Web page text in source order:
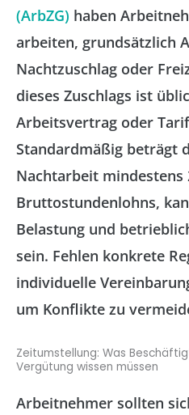
(ArbZG) haben
arbeiten, grundsätzlich
Nachtzuschlag oder
dieses Zuschlags ist
Arbeitsvertrag oder
Standardmäßig beträgt
Nachtarbeit mindestens
Bruttostundenlohns,
Belastung und
sein. Fehlen konkrete
individuelle
um Konflikte zu
Zeitumstellung: Was
Vergütung wissen müssen
Arbeitnehmer sollten